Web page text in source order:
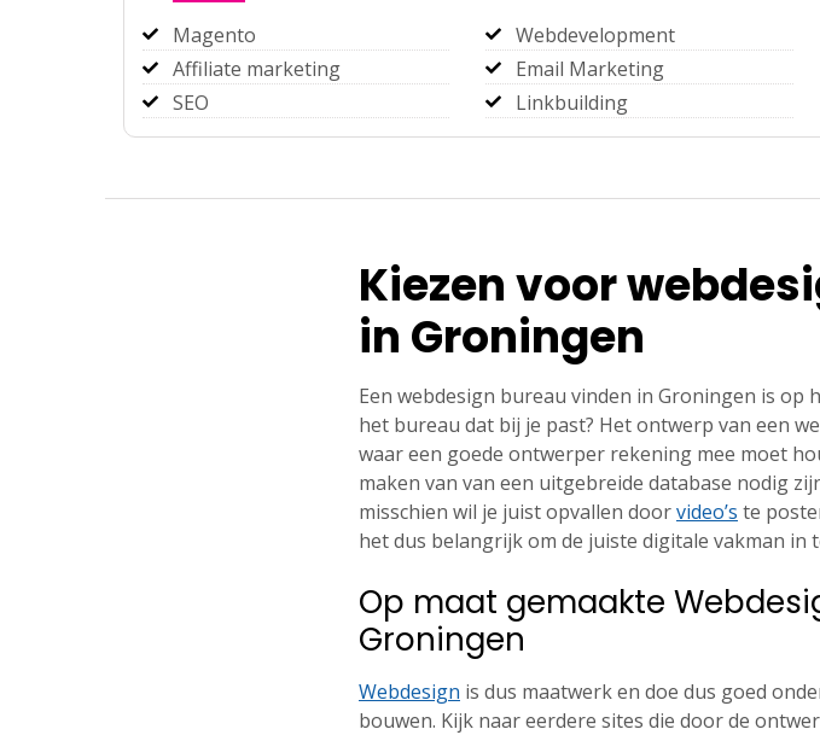
Magento
Webdevelopment
Affiliate marketing
Email Marketing
SEO
Linkbuilding
Kiezen voor
in Groningen
Een webdesign bureau vinden in Groningen is op
het bureau dat bij je past? Het ontwerp van een
waar een goede ontwerper rekening mee moet
maken van van een uitgebreide database nodig
misschien wil je juist opvallen doorvideo’s te
het dus belangrijk om de juiste digitale vakman in
Op maat gemaakte
Groningen
Webdesign is dus maatwerk en doe dus goed
bouwen. Kijk naar eerdere sites die door de